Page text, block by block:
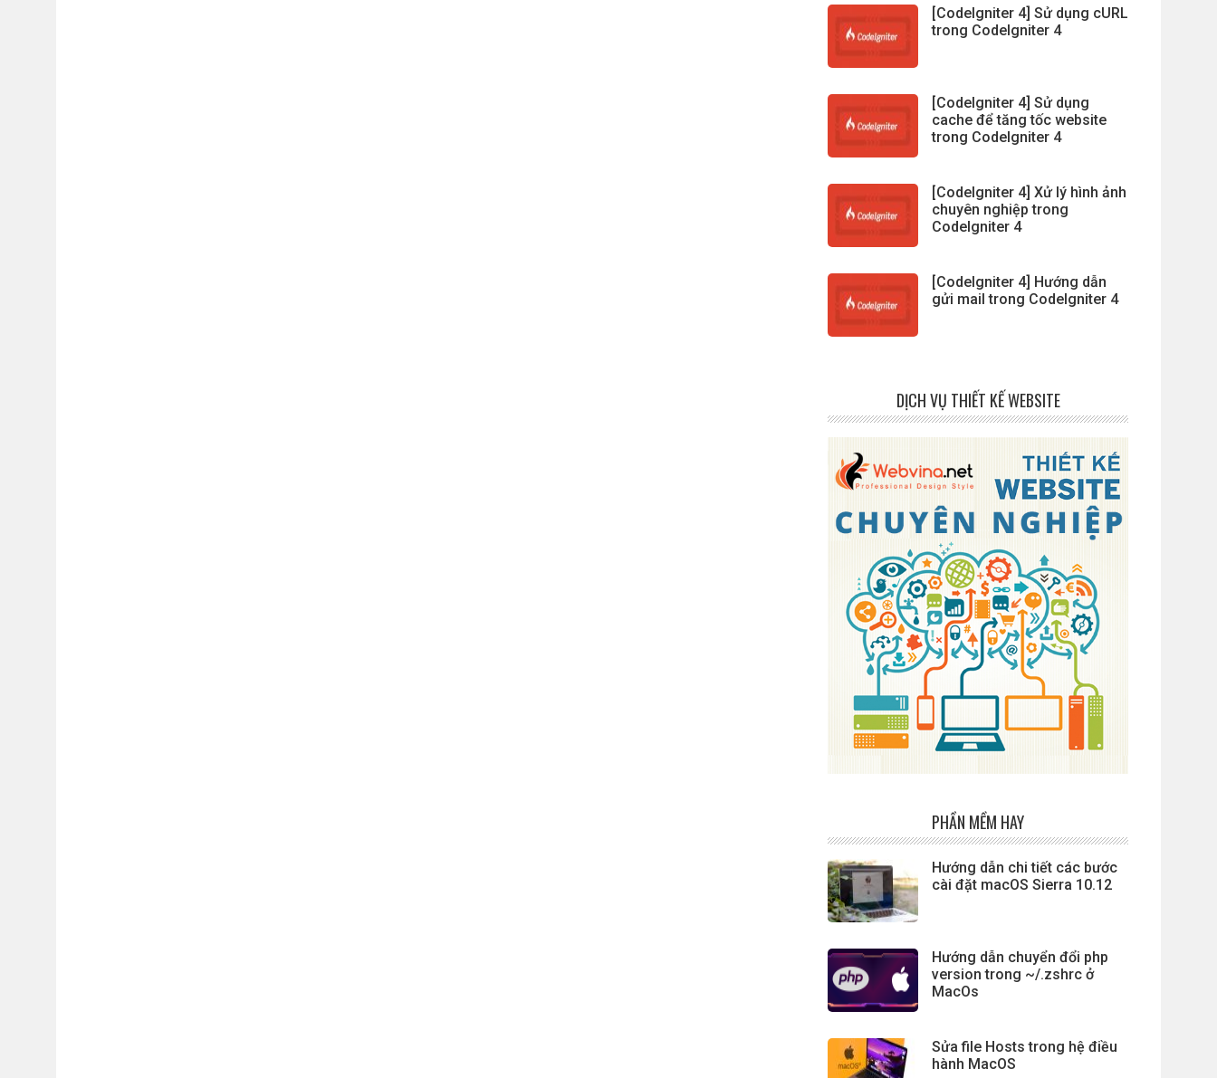
[CodeIgniter 4] Sử dụng cURL
trong CodeIgniter 4
[CodeIgniter 4] Sử dụng
cache để tăng tốc website
trong CodeIgniter 4
[CodeIgniter 4] Xử lý hình ảnh
chuyên nghiệp trong
CodeIgniter 4
[CodeIgniter 4] Hướng dẫn
gửi mail trong CodeIgniter 4
DỊCH VỤ THIẾT KẾ WEBSITE
PHẦN MỀM HAY
Hướng dẫn chi tiết các bước
cài đặt macOS Sierra 10.12
Hướng dẫn chuyển đổi php
version trong ~/.zshrc ở
MacOs
Sửa file Hosts trong hệ điều
hành MacOS